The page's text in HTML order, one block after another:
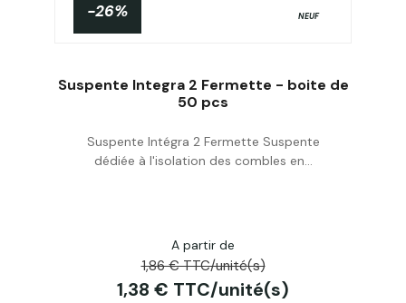
Acheter
-26% NEUF
Suspente Integra 2 Fermette - boite de
50 pcs
Suspente Intégra 2 Fermette Suspente
dédiée à l'isolation des combles en...
A partir de
1,86 € TTC/unité(s)
1,38 € TTC/unité(s)